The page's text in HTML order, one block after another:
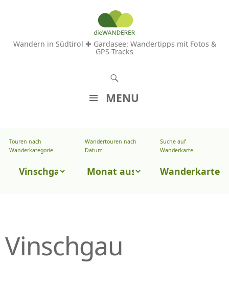
Wandern in Südtirol ✚ Gardasee: Wandertipps mit Fotos &
GPS-Tracks
MENU
M
R
I
Touren nach
Wanderkategorie
Touren
Wandertouren nach
Datum
Wandertouren
Datum
Suche auf
Wanderkarte
Wanderkarte
Vinschgau